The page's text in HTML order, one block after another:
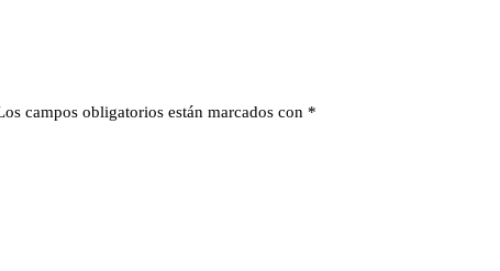
campos obligatorios están marcados con *